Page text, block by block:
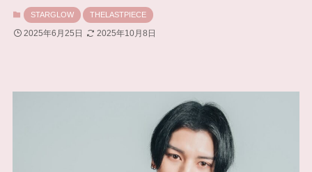
STARGLOW THELASTPIECE
2025年6月25日 2025年10月8日